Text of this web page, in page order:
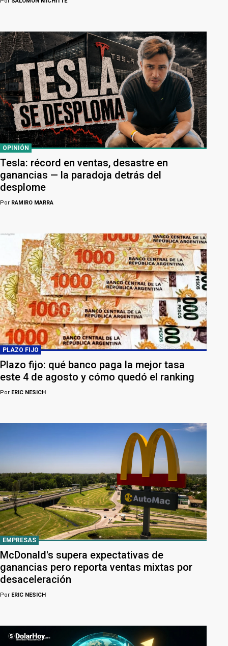
OPINIÓN
Tesla: récord en ventas, desastre en
ganancias — la paradoja detrás del
desplome
Por RAMIRO MARRA
PLAZO FIJO
Plazo fijo: qué banco paga la mejor tasa
este 4 de agosto y cómo quedó el ranking
Por ERIC NESICH
EMPRESAS
McDonald's supera expectativas de
ganancias pero reporta ventas mixtas por
desaceleración
Por ERIC NESICH